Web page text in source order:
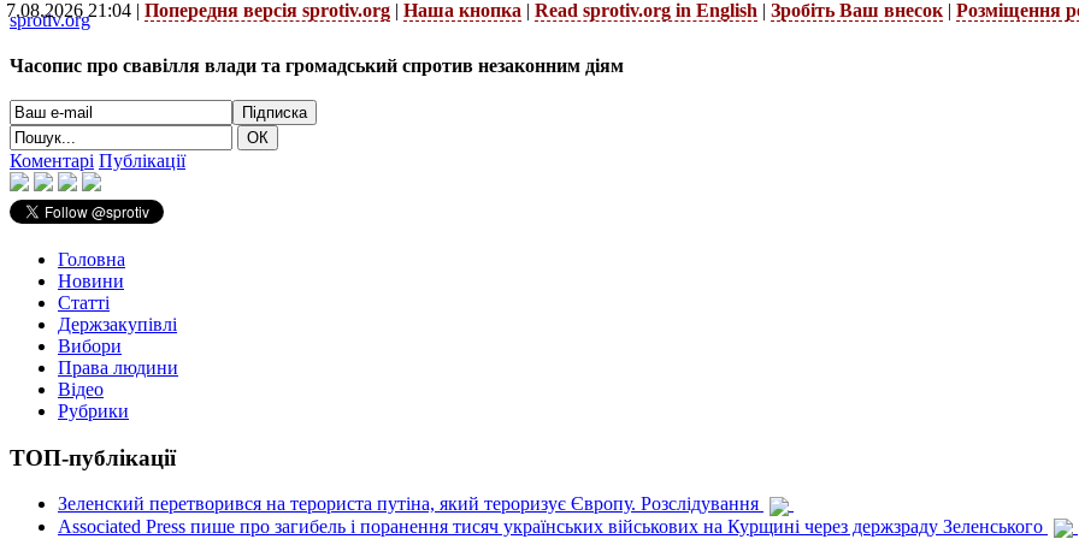
7.08.2026 21:04 | Попередня версія sprotiv.org | Наша кнопка | Read sprotiv.org in English | Зробіть Ваш внесок | Розміщення
sprotiv.org
Часопис про свавілля влади та громадський спротив незаконним діям
Коментарі Публікації
Головна
Новини
Статті
Держзакупівлі
Вибори
Права людини
Відео
Рубрики
ТОП-публікації
Зеленский перетворився на терориста путіна, який тероризує Європу. Розслідування
Associated Press пише про загибель і поранення тисяч українських військових на Курщині через держзраду Зеленського